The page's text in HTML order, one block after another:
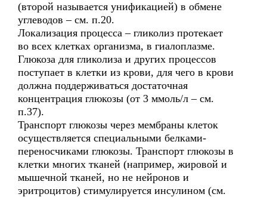
(второй называется унификацией) в обмене
углеводов – см. п.20.
Локализация процесса – гликолиз протекает
во всех клетках организма, в гиалоплазме.
Глюкоза для гликолиза и других процессов
поступает в клетки из крови, для чего в крови
должна поддерживаться достаточная
концентрация глюкозы (от 3 ммоль/л – см.
п.37).
Транспорт глюкозы через мембраны клеток
осуществляется специальными белками-
переносчиками глюкозы. Транспорт глюкозы в
клетки многих тканей (например, жировой и
мышечной тканей, но не нейронов и
эритроцитов) стимулируется инсулином (см.